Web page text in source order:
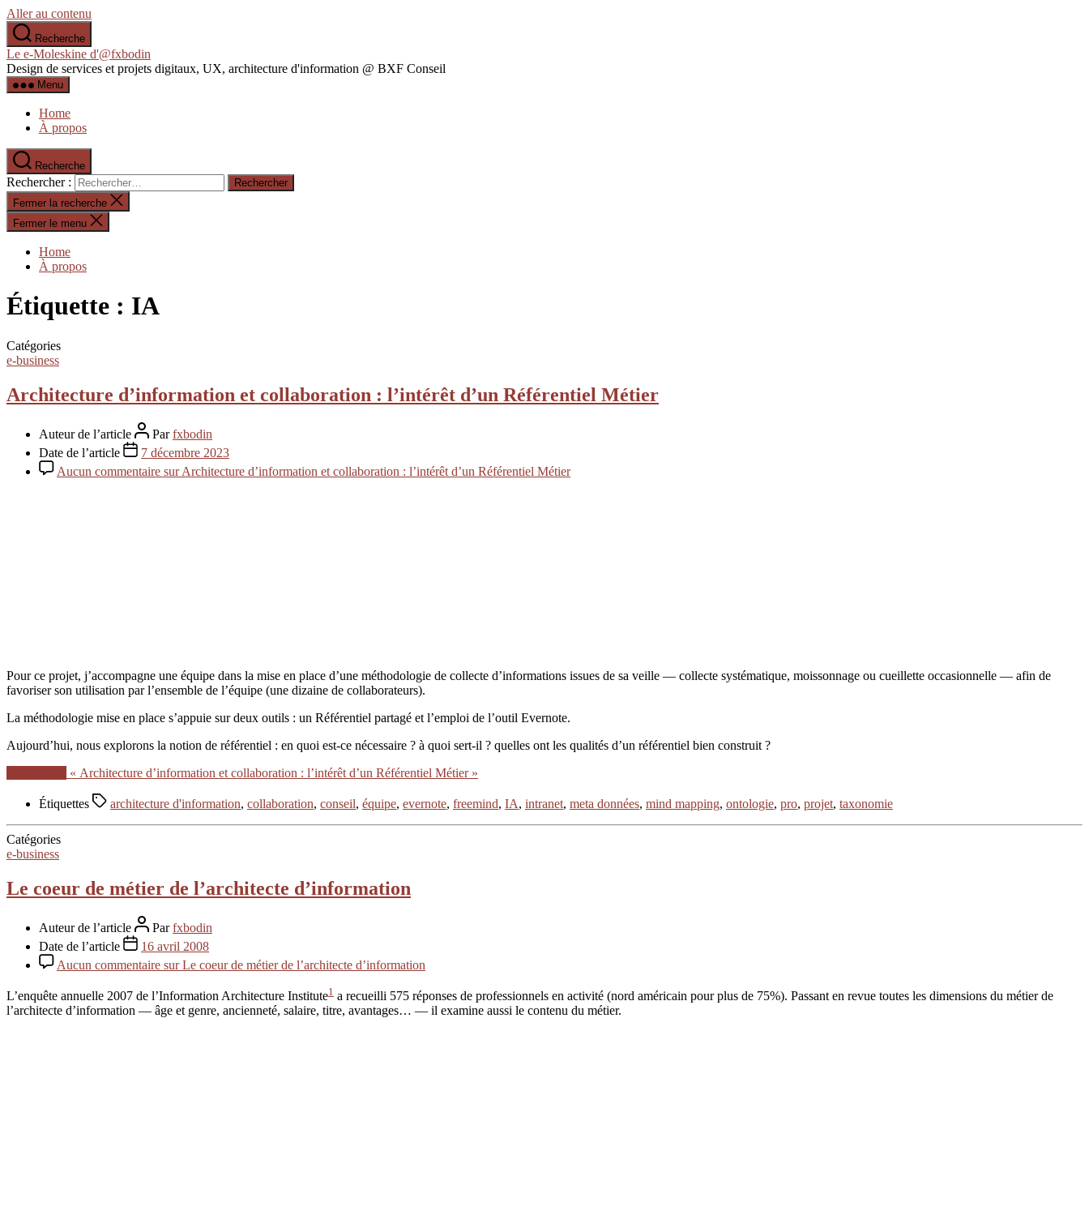
Aller au contenu
Recherche
Le e-Moleskine d'@fxbodin
Design de services et projets digitaux, UX, architecture d'information @ BXF Conseil
Menu
Home
À propos
Recherche
Rechercher :
Fermer la recherche
Fermer le menu
Home
À propos
Étiquette : IA
Catégories
e-business
Architecture d’information et collaboration : l’intérêt d’un Référentiel Métier
Auteur de l’article Parfxbodin
Date de l’article
7 décembre 2023
Aucun commentaire sur Architecture d’information et collaboration : l’intérêt d’un Référentiel Métier
Pour ce projet, j’accompagne une équipe dans la mise en place d’une méthodologie de collecte d’informations issues de sa veille — collecte systématique, moissonnage ou cueillette occasionnelle — afin de
favoriser son utilisation par l’ensemble de l’équipe (une dizaine de collaborateurs).
La méthodologie mise en place s’appuie sur deux outils : un Référentiel partagé et l’emploi de l’outil Evernote.
Aujourd’hui, nous explorons la notion de référentiel : en quoi est-ce nécessaire ? à quoi sert-il ? quelles ont les qualités d’un référentiel bien construit ?
« Architecture d’information et collaboration : l’intérêt d’un Référentiel Métier »
Étiquettes architecture d'information, collaboration, conseil, équipe, evernote, freemind, IA, intranet, meta données, mind mapping, ontologie, pro, projet, taxonomie
Catégories
e-business
Le coeur de métier de l’architecte d’information
Auteur de l’article Parfxbodin
Date de l’article
16 avril 2008
Aucun commentaire sur Le coeur de métier de l’architecte d’information
L’enquête annuelle 2007 de l’Information Architecture Institute1 a recueilli 575 réponses de professionnels en activité (nord américain pour plus de 75%). Passant en revue toutes les dimensions du métier de
l’architecte d’information — âge et genre, ancienneté, salaire, titre, avantages… — il examine aussi le contenu du métier.